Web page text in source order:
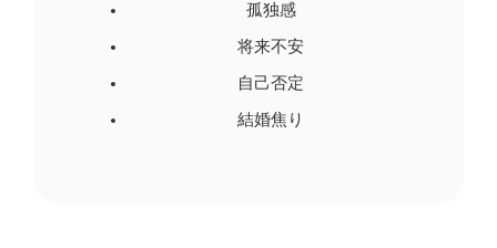
孤独感
将来不安
自己否定
結婚焦り